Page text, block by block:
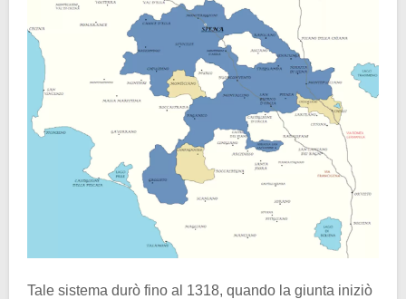
Tale sistema durò fino al 1318, quando la giunta iniziò